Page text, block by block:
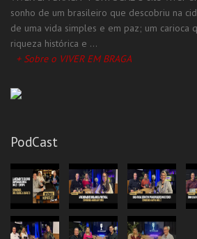
Supermercado
Todas as Categorias
sonho de um brasileiro que descobriu na
de uma vida simples e em paz; um carioca
riqueza histórica e ...
+ Sobre o VIVER EM BRAGA
PodCast